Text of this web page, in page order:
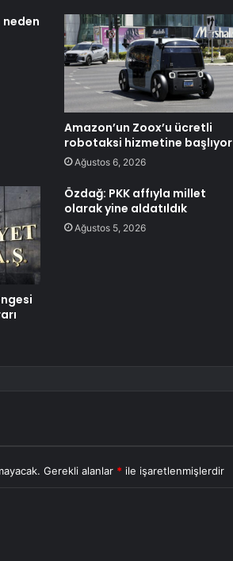
Amazon’un Zoox’u ücretli
robotaksi hizmetine başlıyor
Ağustos 6, 2026
Özdağ: PKK affıyla millet
olarak yine aldatıldık
Ağustos 5, 2026
Gerekli alanlar * ile işaretlenmişlerdir